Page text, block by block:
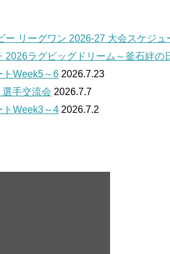
ー リーグワン 2026-27 大会スケジュ
2026ラグビッグドリーム～釜石絆の
トWeek5～6 2026.7.23
手交流会 2026.7.7
トWeek3～4 2026.7.2